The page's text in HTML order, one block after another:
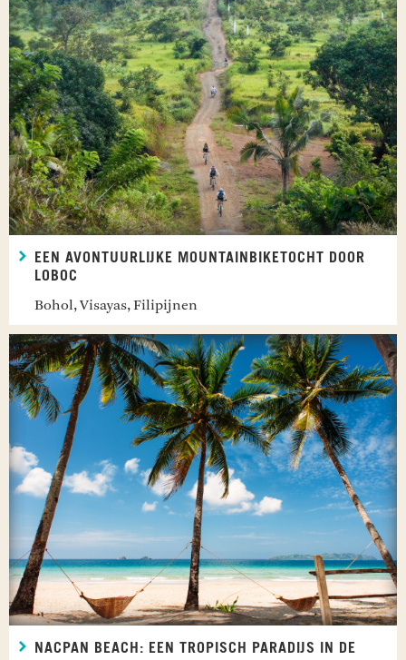
EEN AVONTUURLIJKE MOUNTAINBIKETOCHT DOOR
LOBOC
Bohol, Visayas, Filipijnen
NACPAN BEACH: EEN TROPISCH PARADIJS IN DE